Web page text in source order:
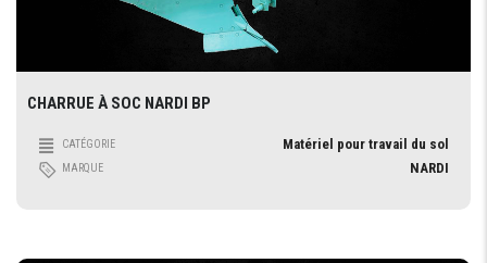
CHARRUE À SOC NARDI BP
CATÉGORIE Matériel pour travail du sol
MARQUE NARDI